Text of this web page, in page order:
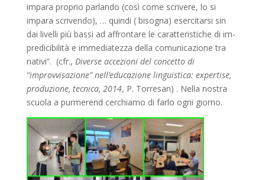
impara proprio parlando (così come scrivere, lo si
impara scrivendo), … quindi ( bisogna) esercitarsi sin
dai livelli più bassi ad affrontare le caratteristiche di im-
predicibilità e immediatezza della comunicazione tra
nativi”. (cfr., Diverse accezioni del concetto di
“improvvisazione” nell’educazione linguistica: expertise,
produzione, tecnica, 2014, P. Torresan) . Nella nostra
scuola a purmerend cerchiamo di farlo ogni giorno.